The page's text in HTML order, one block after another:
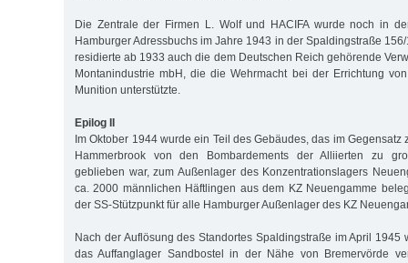
Die Zentrale der Firmen L. Wolf und HACIFA wurde noch in
Hamburger Adressbuchs im Jahre 1943 in der Spaldingstraße
residierte ab 1933 auch die dem Deutschen Reich gehörende
Montanindustrie mbH, die die Wehrmacht bei der Errichtung
Munition unterstützte.
Epilog II
Im Oktober 1944 wurde ein Teil des Gebäudes, das im Gegensatz
Hammerbrook von den Bombardements der Alliierten zu
geblieben war, zum Außenlager des Konzentrationslagers
ca. 2000 männlichen Häftlingen aus dem KZ Neuengamme
der SS-Stützpunkt für alle Hamburger Außenlager des KZ
Nach der Auflösung des Standortes Spaldingstraße im April 1945
das Auffanglager Sandbostel in der Nähe von Bremervörde